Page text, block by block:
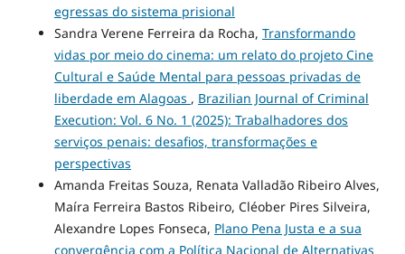
egressas do sistema prisional
Sandra Verene Ferreira da Rocha, Transformando
vidas por meio do cinema: um relato do projeto Cine
Cultural e Saúde Mental para pessoas privadas de
liberdade em Alagoas , Brazilian Journal of Criminal
Execution: Vol. 6 No. 1 (2025): Trabalhadores dos
serviços penais: desafios, transformações e
perspectivas
Amanda Freitas Souza, Renata Valladão Ribeiro Alves,
Maíra Ferreira Bastos Ribeiro, Cléober Pires Silveira,
Alexandre Lopes Fonseca, Plano Pena Justa e a sua
convergência com a Política Nacional de Alternativas